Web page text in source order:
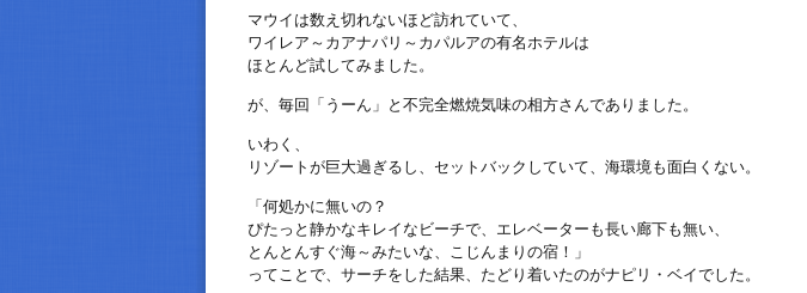
マウイは数え切れないほど訪れていて、
ワイレア～カアナパリ～カパルアの有名ホテルは
ほとんど試してみました。
が、毎回「うーん」と不完全燃焼気味の相方さんでありました。
いわく、
リゾートが巨大過ぎるし、セットバックしていて、海環境も面白くない。
「何処かに無いの？
ぴたっと静かなキレイなビーチで、エレベーターも長い廊下も無い、
とんとんすぐ海～みたいな、こじんまりの宿！」
ってことで、サーチをした結果、たどり着いたのがナピリ・ベイでした。